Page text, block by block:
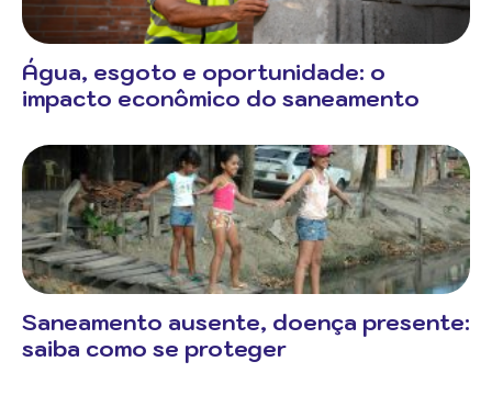
Água, esgoto e oportunidade: o
impacto econômico do saneamento
Saneamento ausente, doença presente:
saiba como se proteger